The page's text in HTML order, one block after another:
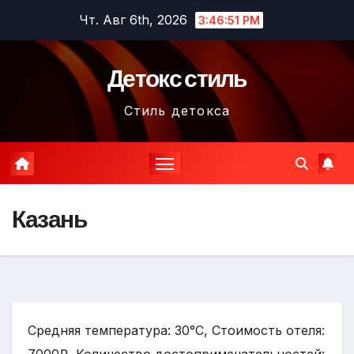
содержимому
Чт. Авг 6th, 2026 3:46:52 PM
Детокс стиль
Стиль детокса
Казань
Средняя температура: 30°C, Стоимость отеля: